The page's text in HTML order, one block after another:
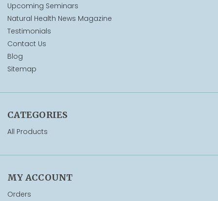
Upcoming Seminars
Natural Health News Magazine
Testimonials
Contact Us
Blog
Sitemap
CATEGORIES
All Products
MY ACCOUNT
Orders